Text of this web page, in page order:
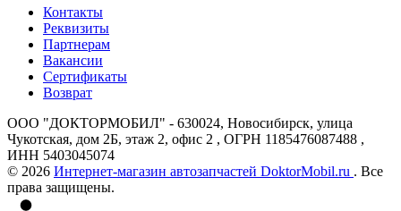
Контакты
Реквизиты
Партнерам
Вакансии
Сертификаты
Возврат
ООО "ДОКТОРМОБИЛ" - 630024, Новосибирск, улица
Чукотская, дом 2Б, этаж 2, офис 2 , ОГРН 1185476087488 ,
ИНН 5403045074
© 2026 Интернет-магазин автозапчастей DoktorMobil.ru . Все
права защищены.